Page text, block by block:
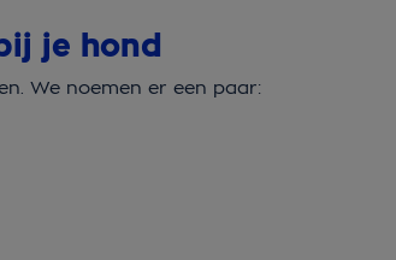
je hond
We noemen er een paar: